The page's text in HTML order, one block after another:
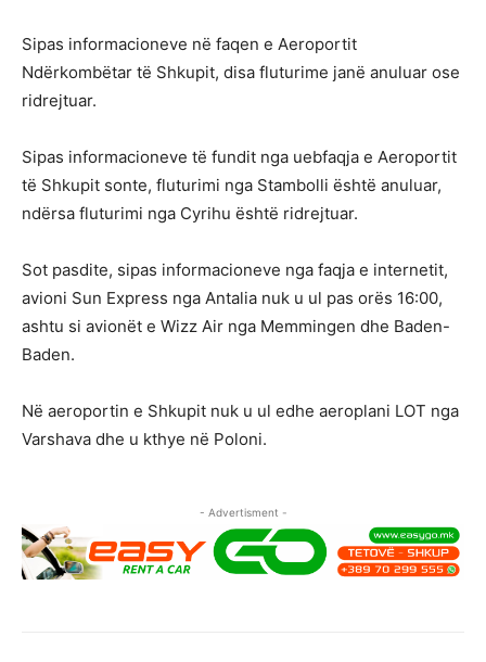
Sipas informacioneve në faqen e Aeroportit
Ndërkombëtar të Shkupit, disa fluturime janë anuluar ose
ridrejtuar.
Sipas informacioneve të fundit nga uebfaqja e Aeroportit
të Shkupit sonte, fluturimi nga Stambolli është anuluar,
ndërsa fluturimi nga Cyrihu është ridrejtuar.
Sot pasdite, sipas informacioneve nga faqja e internetit,
avioni Sun Express nga Antalia nuk u ul pas orës 16:00,
ashtu si avionët e Wizz Air nga Memmingen dhe Baden-
Baden.
Në aeroportin e Shkupit nuk u ul edhe aeroplani LOT nga
Varshava dhe u kthye në Poloni.
- Advertisment -